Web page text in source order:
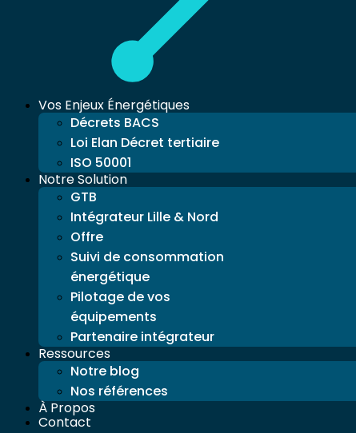
Vos Enjeux Énergétiques
Décrets BACS
Loi Elan Décret tertiaire
ISO 50001
Notre Solution
GTB
Intégrateur Lille & Nord
Offre
Suivi de consommation
énergétique
Pilotage de vos
équipements
Partenaire intégrateur
Ressources
Notre blog
Nos références
À Propos
Contact